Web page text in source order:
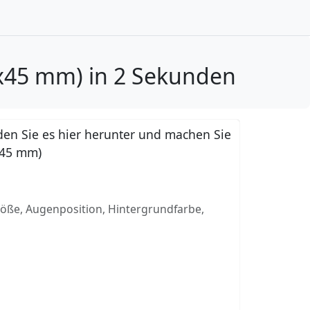
mm) in 2 Sekunden
Sie es hier herunter und machen Sie
mm)
Augenposition, Hintergrundfarbe,